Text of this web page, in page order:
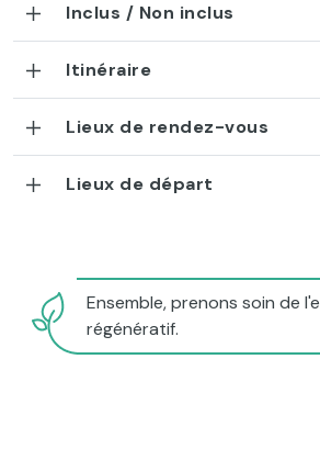
Inclus / Non inclus
Itinéraire
Lieux de rendez-vous
Lieux de départ
Ensemble, prenons soin de
régénératif.